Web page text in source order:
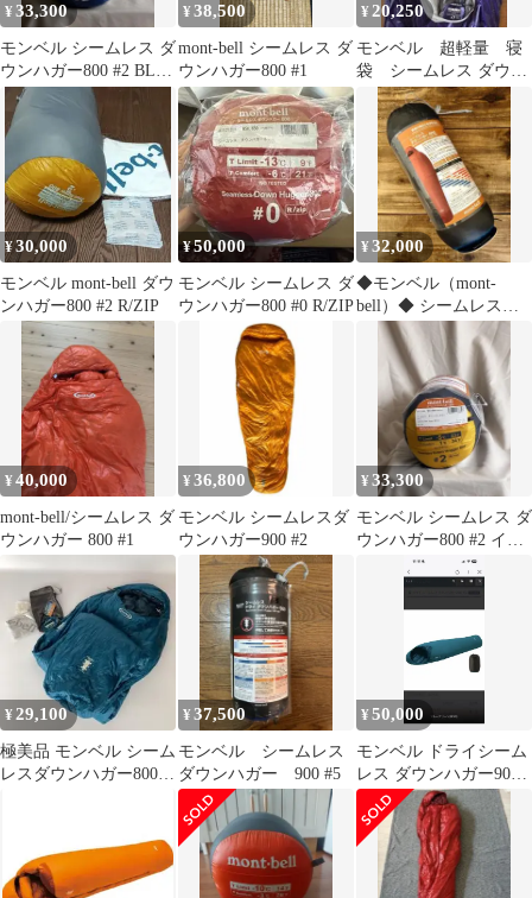
¥33,300
モンベル シームレス ダ
ウンハガー800 #2 BLニ
ューモデル#1121486
¥38,500
mont-bell シームレス ダ
ウンハガー800 #1
¥20,250
モンベル 超軽量 寝
袋 シームレス ダウン
ハガー800 #7
¥30,000
モンベル mont-bell ダウ
ンハガー800 #2 R/ZIP
¥50,000
モンベル シームレス ダ
ウンハガー800 #0 R/ZIP
¥32,000
◆モンベル（mont-
bell）◆ シームレスダ
ウンハガー800 #3 シ
ュラフ
¥40,000
mont-bell/シームレス ダ
ウンハガー 800 #1
¥36,800
モンベル シームレスダ
ウンハガー900 #2
¥33,300
モンベル シームレス ダ
ウンハガー800 #2 イエ
ロー ニューモデル
¥29,100
極美品 モンベル シーム
レスダウンハガー800
¥37,500
モンベル シームレス
ダウンハガー 900 #5
¥50,000
モンベル ドライシーム
レス ダウンハガー900
#3